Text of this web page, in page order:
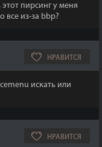
этот пирсинг у меня
все из-за bbp?
НРАВИТСЯ
искать или
НРАВИТСЯ